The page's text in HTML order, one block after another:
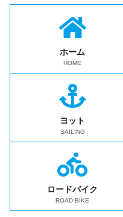
ホーム
HOME
ヨット
SAILING
ロードバイク
ROAD BIKE